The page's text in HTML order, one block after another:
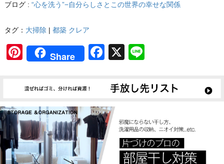
ブログ : “心を洗う”−自分らしさとこの世界の幸せな関係
タグ： 大掃除 | 都築 クレア
Pinterest
Share Facebook
X